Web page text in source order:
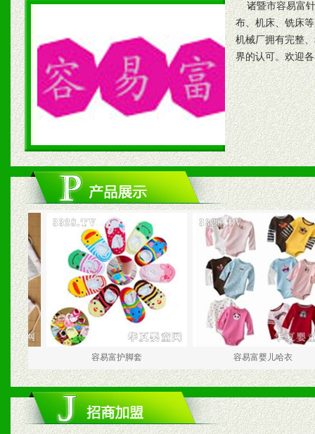
诸暨市容易富针
布、机床、铣床
机械厂拥有完整
界的认可。欢迎
容易富护脚套 容易富婴儿哈衣